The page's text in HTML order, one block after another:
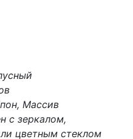
Массив
с зеркалом,
цветным стеклом